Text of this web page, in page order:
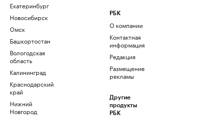
Екатеринбург
Новосибирск
Омск
Башкортостан
Вологодская
область
Калининград
Краснодарский
край
Нижний
Новгород
РБК
О компании
Контактная
информация
Редакция
Размещение
рекламы
Другие
продукты
РБК